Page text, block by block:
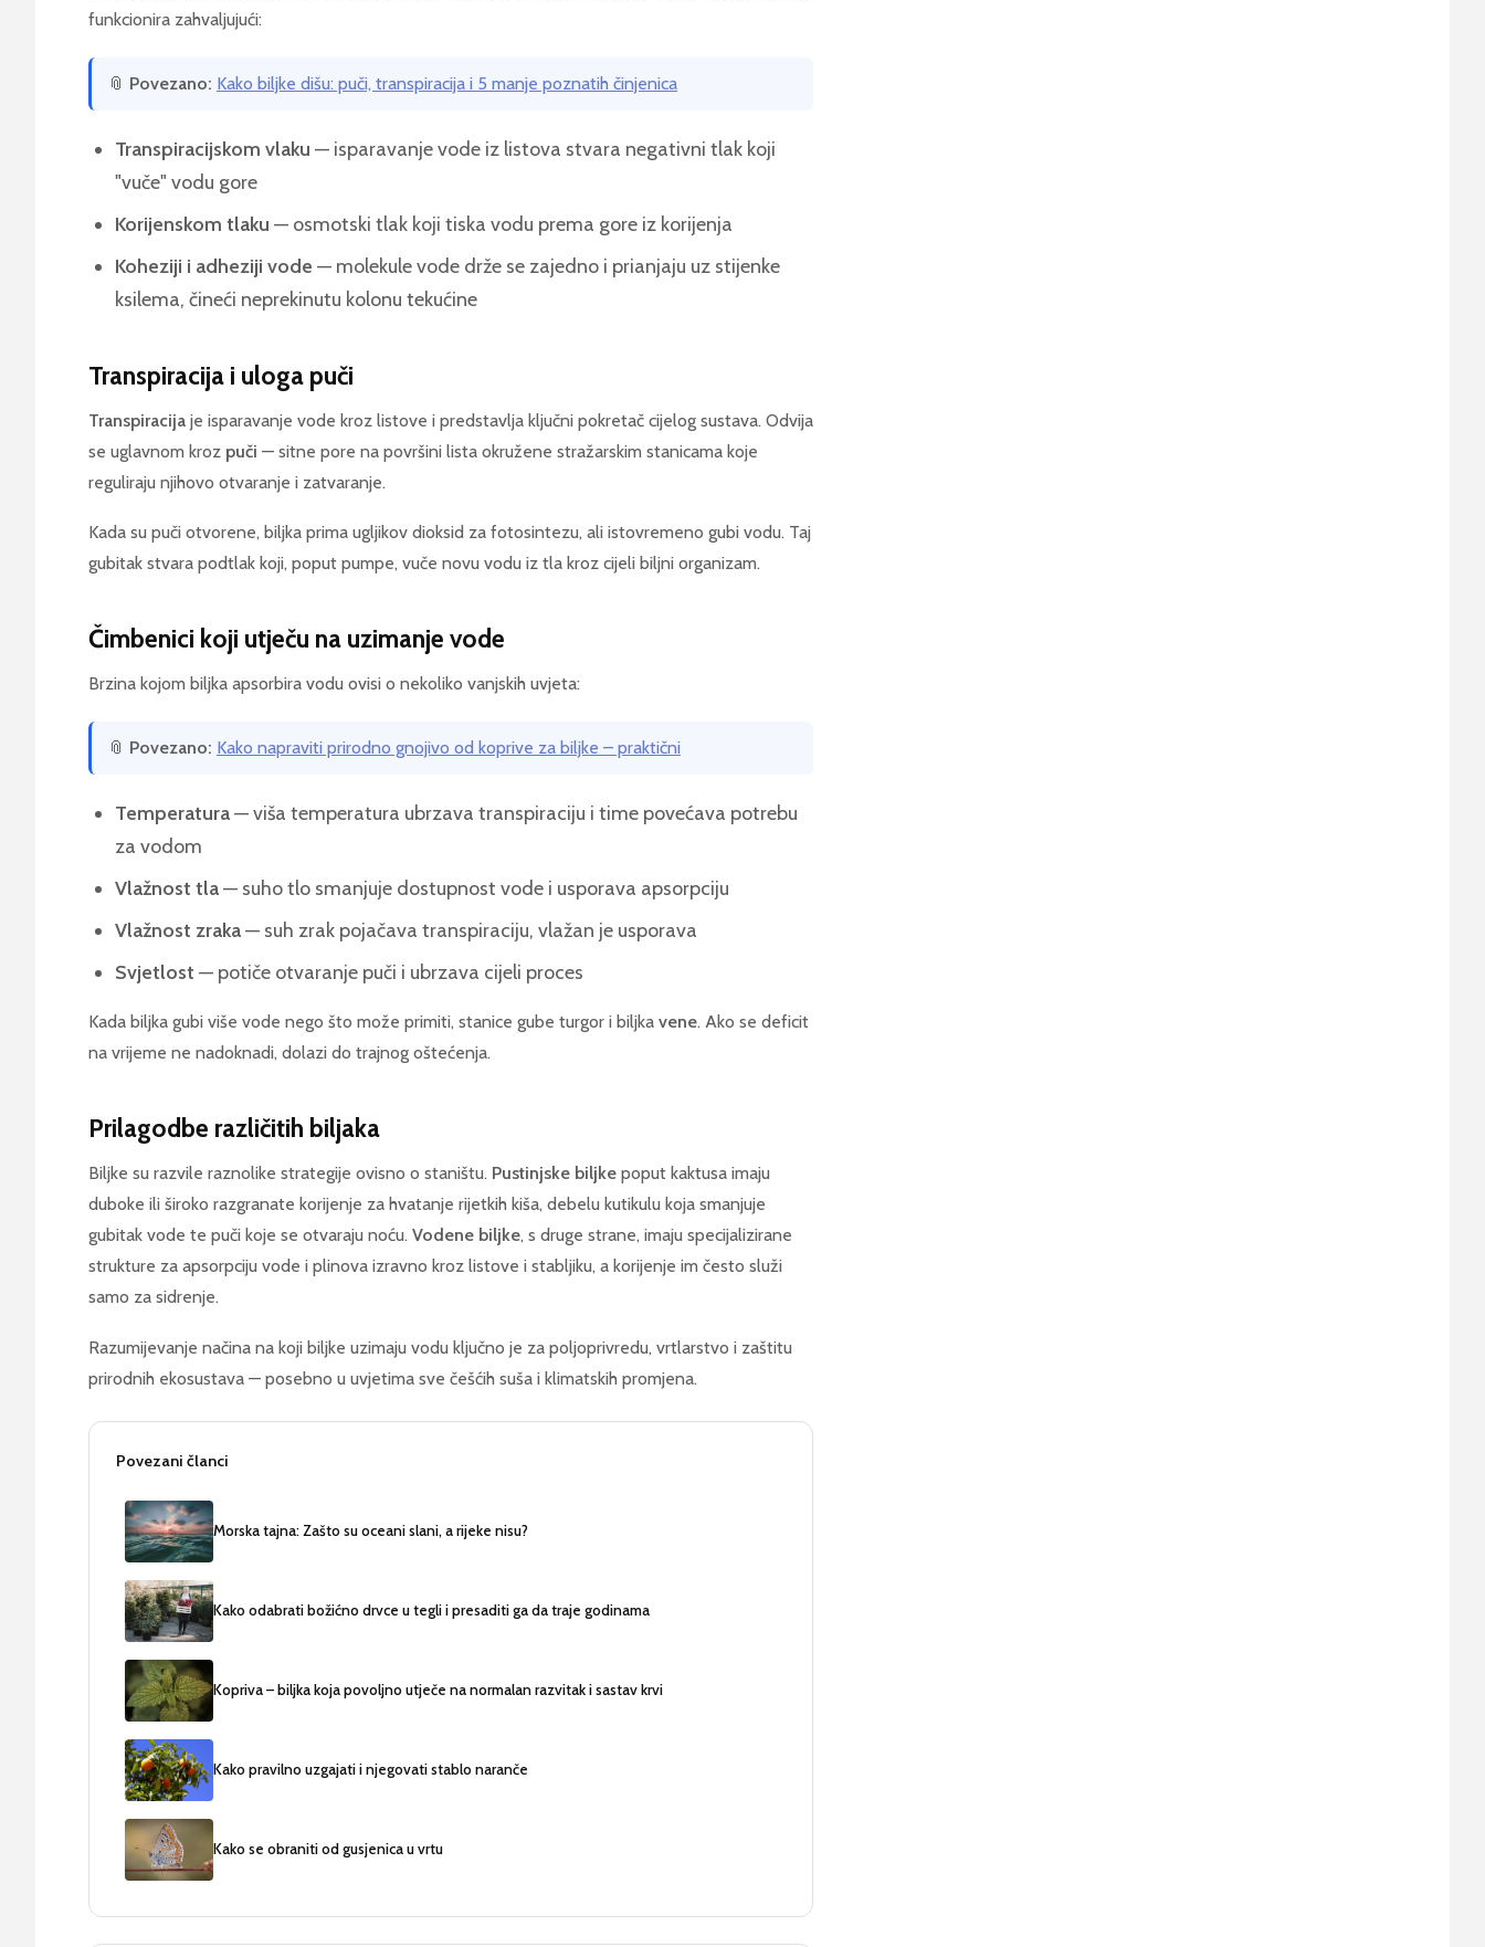
funkcionira zahvaljujući:
📎 Povezano: Kako biljke dišu: puči, transpiracija i 5 manje poznatih činjenica
Transpiracijskom vlaku — isparavanje vode iz listova stvara negativni tlak koji
"vuče" vodu gore
Korijenskom tlaku — osmotski tlak koji tiska vodu prema gore iz korijenja
Koheziji i adheziji vode — molekule vode drže se zajedno i prianjaju uz stijenke
ksilema, čineći neprekinutu kolonu tekućine
Transpiracija i uloga puči
Transpiracija je isparavanje vode kroz listove i predstavlja ključni pokretač cijelog sustava. Odvija
se uglavnom kroz puči — sitne pore na površini lista okružene stražarskim stanicama koje
reguliraju njihovo otvaranje i zatvaranje.
Kada su puči otvorene, biljka prima ugljikov dioksid za fotosintezu, ali istovremeno gubi vodu. Taj
gubitak stvara podtlak koji, poput pumpe, vuče novu vodu iz tla kroz cijeli biljni organizam.
Čimbenici koji utječu na uzimanje vode
Brzina kojom biljka apsorbira vodu ovisi o nekoliko vanjskih uvjeta:
📎 Povezano: Kako napraviti prirodno gnojivo od koprive za biljke – praktični
Temperatura— viša temperatura ubrzava transpiraciju i time povećava potrebu
za vodom
Vlažnost tla— suho tlo smanjuje dostupnost vode i usporava apsorpciju
Vlažnost zraka— suh zrak pojačava transpiraciju, vlažan je usporava
Svjetlost — potiče otvaranje puči i ubrzava cijeli proces
Kada biljka gubi više vode nego što može primiti, stanice gube turgor i biljka vene. Ako se deficit
na vrijeme ne nadoknadi, dolazi do trajnog oštećenja.
Prilagodbe različitih biljaka
Biljke su razvile raznolike strategije ovisno o staništu. Pustinjske biljke poput kaktusa imaju
duboke ili široko razgranate korijenje za hvatanje rijetkih kiša, debelu kutikulu koja smanjuje
gubitak vode te puči koje se otvaraju noću. Vodene biljke, s druge strane, imaju specijalizirane
strukture za apsorpciju vode i plinova izravno kroz listove i stabljiku, a korijenje im često služi
samo za sidrenje.
Razumijevanje načina na koji biljke uzimaju vodu ključno je za poljoprivredu, vrtlarstvo i zaštitu
prirodnih ekosustava — posebno u uvjetima sve češćih suša i klimatskih promjena.
Povezani članci
Morska tajna: Zašto su oceani slani, a rijeke nisu?
Kako odabrati božićno drvce u tegli i presaditi ga da traje godinama
Kopriva – biljka koja povoljno utječe na normalan razvitak i sastav krvi
Kako pravilno uzgajati i njegovati stablo naranče
Kako se obraniti od gusjenica u vrtu